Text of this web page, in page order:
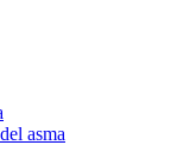
asma